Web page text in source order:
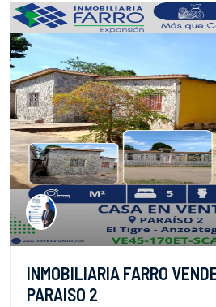
INMOBILIARIA FARRO
PARAISO 2